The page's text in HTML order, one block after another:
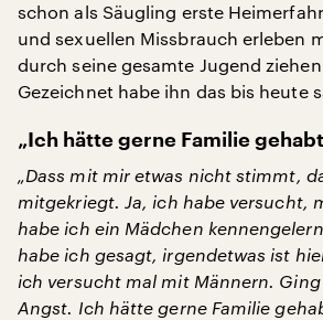
schon als Säugling erste
und sexuellen Missbrauch erleben
durch seine gesamte Jugend
Gezeichnet habe ihn das bis heute
„Ich hätte gerne Familie
„Dass mit mir etwas nicht stimmt,
mitgekriegt. Ja, ich habe versucht,
habe ich ein Mädchen
habe ich gesagt, irgendetwas ist
ich versucht mal mit Männern.
Angst. Ich hätte gerne Familie